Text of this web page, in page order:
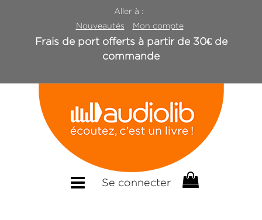
Aller à :
Nouveautés
Mon compte
Frais de port offerts à partir de 30€ de
commande
Se connecter